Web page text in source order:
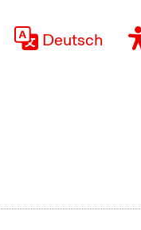
Deutsch